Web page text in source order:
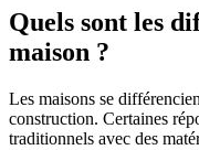
Quels sont les
maison ?
Les maisons se
construction. Certaines
traditionnels avec des